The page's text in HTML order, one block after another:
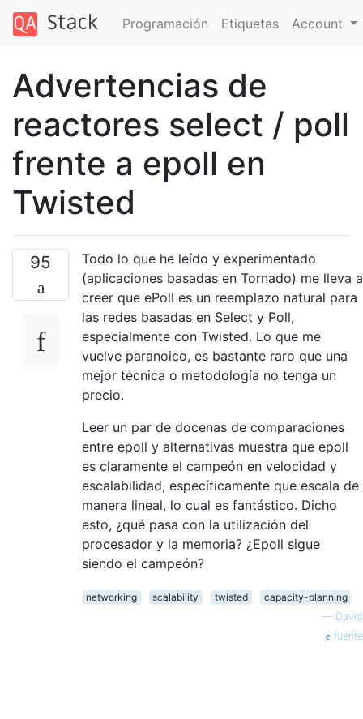
Programación Etiquetas Account
Advertencias de
reactores select / poll
frente a epoll en
Twisted
95
Todo lo que he leído y experimentado
(aplicaciones basadas en Tornado) me lleva a
creer que ePoll es un reemplazo natural para
las redes basadas en Select y Poll,
especialmente con Twisted. Lo que me
vuelve paranoico, es bastante raro que una
mejor técnica o metodología no tenga un
precio.
Leer un par de docenas de comparaciones
entre epoll y alternativas muestra que epoll
es claramente el campeón en velocidad y
escalabilidad, específicamente que escala de
manera lineal, lo cual es fantástico. Dicho
esto, ¿qué pasa con la utilización del
procesador y la memoria? ¿Epoll sigue
siendo el campeón?
networking scalability twisted
capacity-planning
— David
fuente